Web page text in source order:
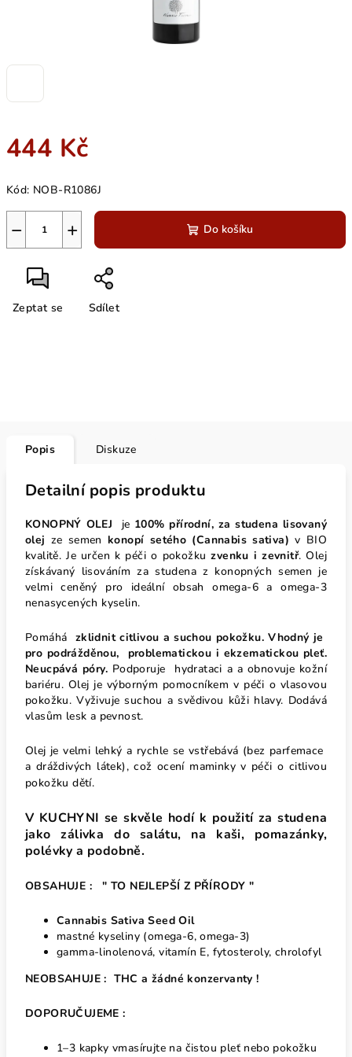
444 Kč
cena:
Kód: NOB-R1086J
+
− Do košíku
Zeptat se Sdílet
Popis Diskuze
Detailní popis produktu
KONOPNÝ OLEJ je 100% přírodní, za studena lisovaný
olej ze semen konopí setého (Cannabis sativa) v BIO
kvalitě. Je určen k péči o pokožkuzvenku i zevnitř.Olej
získávaný lisováním za studena z konopných semen je
velmi ceněný pro ideální obsah omega-6 a omega-3
nenasycených kyselin.
Pomáhá zklidnit citlivou a suchou pokožku. Vhodný je
pro podrážděnou,
problematickou i ekzematickou pleť.
Neucpává póry. Podporuje hydrataci a a obnovuje kožní
bariéru. Olej je výborným pomocníkem v péči o vlasovou
pokožku. Vyživuje suchou a svědivou kůži hlavy. Dodává
vlasům lesk a pevnost.
Olej je velmi lehký a rychle se vstřebává (bez parfemace
a dráždivých látek), což ocení maminky v péči o citlivou
pokožku dětí.
V KUCHYNI se skvěle hodí k použití za studena
jako zálivka do salátu, na kaši, pomazánky,
polévky a podobně.
OBSAHUJE : " TO NEJLEPŠÍ Z PŘÍRODY "
Cannabis Sativa Seed Oil
mastné kyseliny (omega-6, omega-3)
gamma-linolenová, vitamín E, fytosteroly, chrolofyl
NEOBSAHUJE : THC a žádné konzervanty !
DOPORUČUJEME :
1–3 kapky vmasírujte na čistou pleť nebo pokožku